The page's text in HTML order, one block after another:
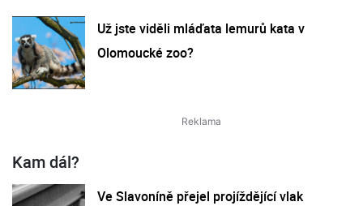
Už jste viděli mláďata lemurů kata v
Olomoucké zoo?
Kam dál?
Ve Slavoníně přejel projíždějící vlak